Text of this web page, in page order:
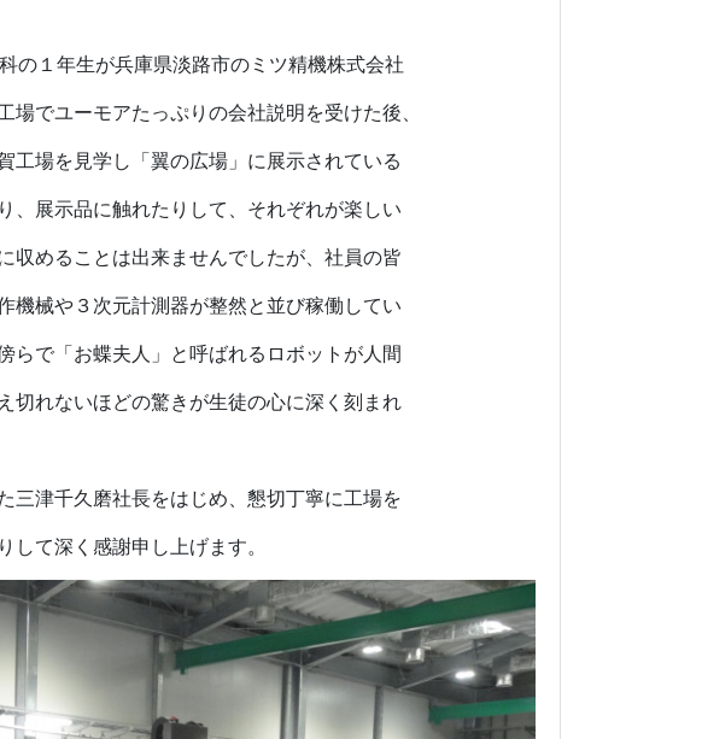
の１年生が兵庫県淡路市のミツ精機株式会社
でユーモアたっぷりの会社説明を受けた後、
工場を見学し「翼の広場」に展示されている
、展示品に触れたりして、それぞれが楽しい
収めることは出来ませんでしたが、社員の皆
機械や３次元計測器が整然と並び稼働してい
らで「お蝶夫人」と呼ばれるロボットが人間
切れないほどの驚きが生徒の心に深く刻まれ
津千久磨社長をはじめ、懇切丁寧に工場を
て深く感謝申し上げます。